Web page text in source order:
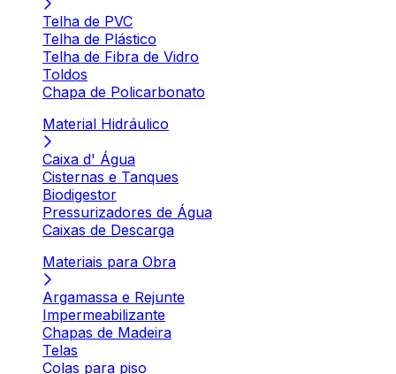
Telha de PVC
Telha de Plástico
Telha de Fibra de Vidro
Toldos
Chapa de Policarbonato
Material Hidráulico
Caixa d' Água
Cisternas e Tanques
Biodigestor
Pressurizadores de Água
Caixas de Descarga
Materiais para Obra
Argamassa e Rejunte
Impermeabilizante
Chapas de Madeira
Telas
Colas para piso